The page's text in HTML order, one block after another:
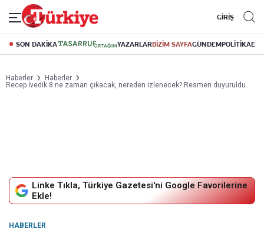
GİRİŞ
SON DAKİKA YAZARLARBİZİM SAYFAGÜNDEMPOLİTİKA
Haberler
Haberler
Recep İvedik 8 ne zaman çıkacak, nereden izlenecek? Resmen duyuruldu
Linke Tıkla, Türkiye Gazetesi'ni Google Favorilerine
Ekle!
HABERLER